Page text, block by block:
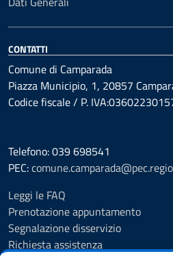
CONTATTI
Comune di Camparada
Piazza Municipio, 1, 20857
Codice fiscale / P.
Telefono: 039 698541
PEC:
Leggi le FAQ
Prenotazione appuntamento
Segnalazione disservizio
Richiesta assistenza